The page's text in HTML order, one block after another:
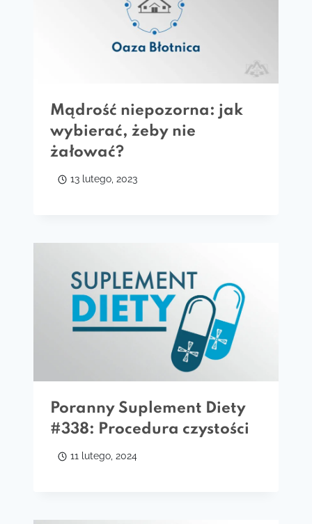
Mądrość niepozorna: jak
wybierać, żeby nie
żałować?
13 lutego, 2023
Poranny Suplement Diety
#338: Procedura czystości
11 lutego, 2024